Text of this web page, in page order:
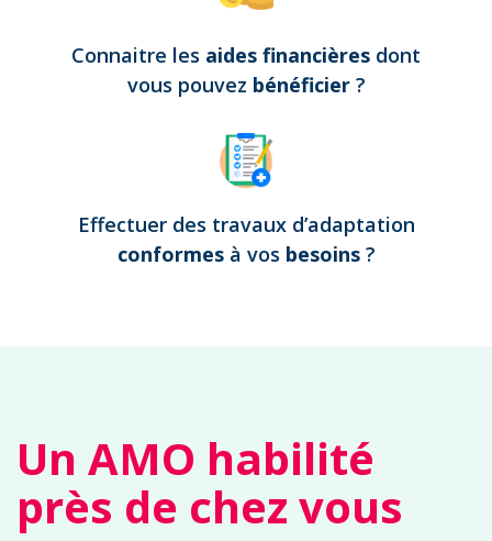
Connaitre les aides financières dont
vous pouvez bénéficier ?
Effectuer des travaux d’adaptation
conformes à vos besoins ?
Un AMO habilité
près de chez vous